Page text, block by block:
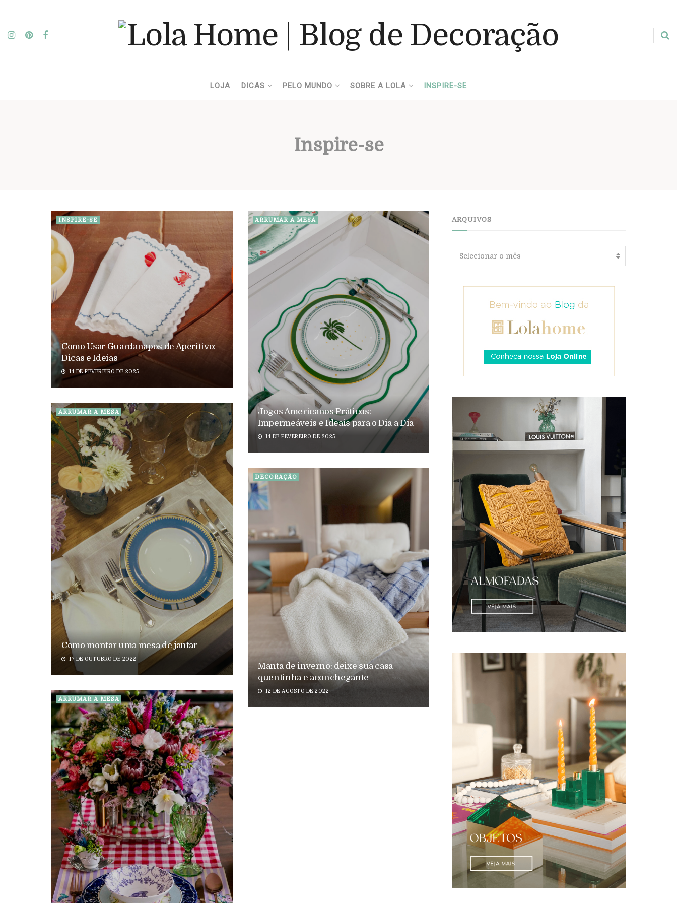
LOJA DICAS PELO MUNDO SOBRE A LOLA INSPIRE-SE
Inspire-se
INSPIRE-SE
Como Usar Guardanapos de Aperitivo:
Dicas e Ideias
14 DE FEVEREIRO DE 2025
ARRUMAR A MESA
Jogos Americanos Práticos:
Impermeáveis e Ideais para o Dia a Dia
14 DE FEVEREIRO DE 2025
ARRUMAR A MESA
Como montar uma mesa de jantar
17 DE OUTUBRO DE 2022
DECORAÇÃO
Manta de inverno: deixe sua casa
quentinha e aconchegante
12 DE AGOSTO DE 2022
ARRUMAR A MESA
ARQUIVOS
Selecionar o mês